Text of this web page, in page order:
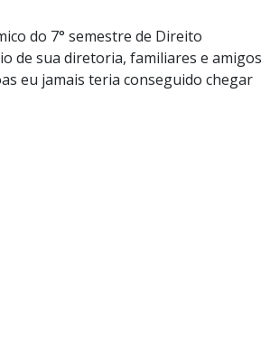
do 7° semestre de Direito
de sua diretoria, familiares e amigos
eu jamais teria conseguido chegar